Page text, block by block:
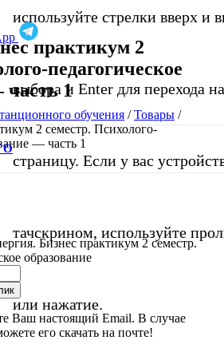
используйте стрелки вверх и
выбора и Enter для перехода
страницу. Если у вас
тачскрином, используйте
или нажатие.
практикум 2
педагогическое
часть 1
обучения /Товары /
2 семестр. Психолого-
— часть 1
Бизнес практикум 2 семестр.
образование
Ваш настоящий Email. В случае
его скачать на почте!